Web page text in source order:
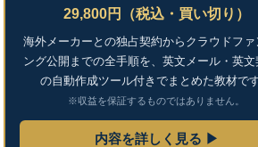
29,800円（税込・買い切り）
海外メーカーとの独占契約からクラウドファ
ング公開までの全手順を、英文メール・英文
の自動作成ツール付きでまとめた教材です
※収益を保証するものではありません。
内容を詳しく見る ▶